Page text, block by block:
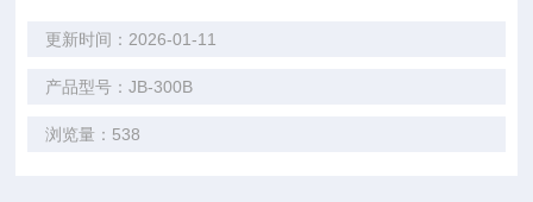
更新时间：2026-01-11
产品型号：JB-300B
浏览量：538